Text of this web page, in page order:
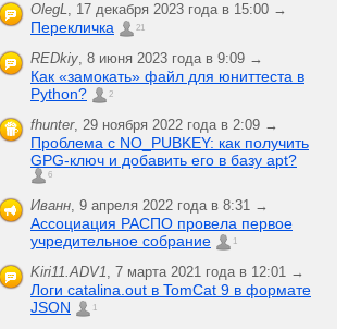
OlegL, 17 декабря 2023 года в 15:00 →
Перекличка 21
REDkiy, 8 июня 2023 года в 9:09 →
Как «замокать» файл для юниттеста в
Python?
2
fhunter, 29 ноября 2022 года в 2:09 →
Проблема с NO_PUBKEY: как получить
GPG-ключ и добавить его в базу apt?
6
Иванн, 9 апреля 2022 года в 8:31 →
Ассоциация РАСПО провела первое
учредительное собрание
1
Kiri11.ADV1, 7 марта 2021 года в 12:01 →
Логи catalina.out в TomCat 9 в формате
JSON
1